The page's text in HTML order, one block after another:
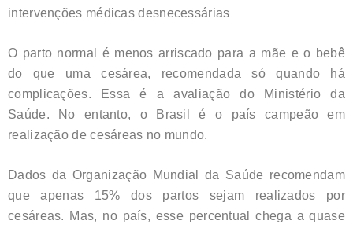
intervenções médicas desnecessárias
O parto normal é menos arriscado para a mãe e o bebê
do que uma cesárea, recomendada só quando há
complicações. Essa é a avaliação do Ministério da
Saúde. No entanto, o Brasil é o país campeão em
realização de cesáreas no mundo.
Dados da Organização Mundial da Saúde recomendam
que apenas 15% dos partos sejam realizados por
cesáreas. Mas, no país, esse percentual chega a quase